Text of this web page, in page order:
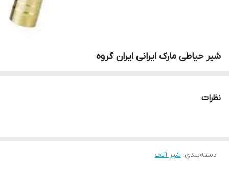
شیر حیاطی مارک ایرانی ایران گروه
نظرات
دسته‌بندی: شیر آلات